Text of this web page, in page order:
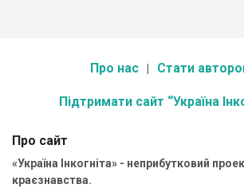
Про нас Стати
Підтримати сайт “Україна
Про сайт
«Україна Інкогніта» - неприбутковий
краєзнавства.